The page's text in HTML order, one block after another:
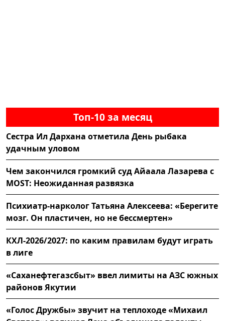
Топ-10 за месяц
Сестра Ил Дархана отметила День рыбака
удачным уловом
Чем закончился громкий суд Айаала Лазарева с
MOST: Неожиданная развязка
Психиатр-нарколог Татьяна Алексеева: «Берегите
мозг. Он пластичен, но не бессмертен»
КХЛ-2026/2027: по каким правилам будут играть
в лиге
«Саханефтегазсбыт» ввел лимиты на АЗС южных
районов Якутии
«Голос Дружбы» звучит на теплоходе «Михаил